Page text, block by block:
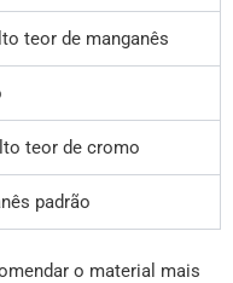
teor de manganês
teor de cromo
padrão
o material mais